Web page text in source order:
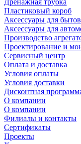
Дренажная трубка
Пластиковый короб
Аксессуары для
Аксессуары для
Производство
Проектирование и
Сервисный центр
Оплата и доставка
Условия оплаты
Условия доставки
Дисконтная
О компании
О компании
Филиалы и контакты
Сертификаты
Проекты